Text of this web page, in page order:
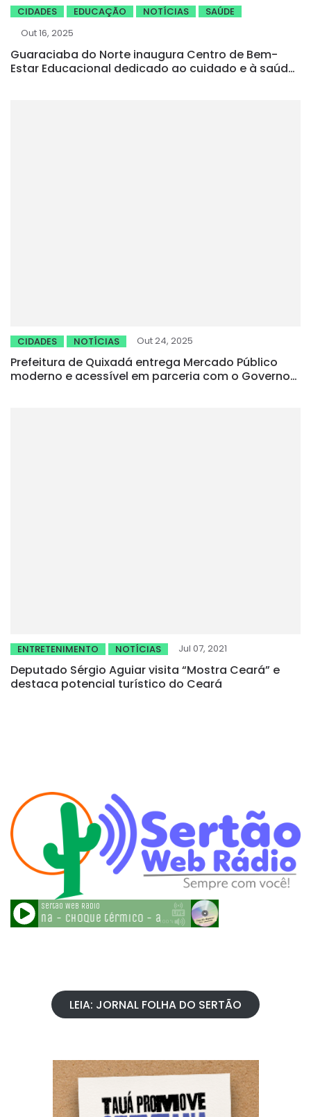
CIDADES EDUCAÇÃO NOTÍCIAS
SAÚDE
Out 16, 2025
Guaraciaba do Norte inaugura Centro de Bem-
Estar Educacional dedicado ao cuidado e à saúde
CIDADES NOTÍCIAS Out 24, 2025
Prefeitura de Quixadá entrega Mercado Público
moderno e acessível em parceria com o Governo
ENTRETENIMENTO NOTÍCIAS Jul 07, 2021
Deputado Sérgio Aguiar visita “Mostra Ceará” e
destaca potencial turístico do Ceará
LEIA: JORNAL FOLHA DO SERTÃO